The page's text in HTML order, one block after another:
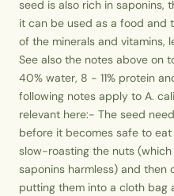
seed is also rich in saponins,
it can be used as a food and
of the minerals and vitamins,
See also the notes above on
40% water, 8 - 11% protein
following notes apply to A.
relevant here:- The seed
before it becomes safe to
slow-roasting the nuts
saponins harmless) and then
putting them into a cloth bag